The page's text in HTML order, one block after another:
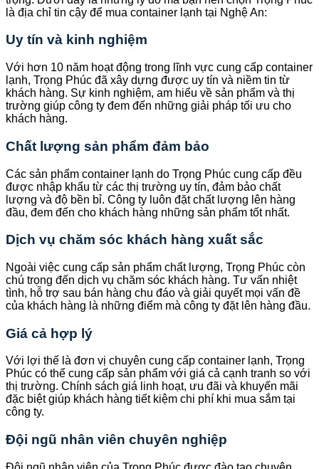
là địa chỉ tin cậy để mua container lạnh tại Nghệ An:
Uy tín và kinh nghiệm
Với hơn 10 năm hoạt động trong lĩnh vực cung cấp container
lạnh, Trọng Phúc đã xây dựng được uy tín và niềm tin từ
khách hàng. Sự kinh nghiệm, am hiểu về sản phẩm và thị
trường giúp công ty đem đến những giải pháp tối ưu cho
khách hàng.
Chất lượng sản phẩm đảm bảo
Các sản phẩm container lạnh do Trọng Phúc cung cấp đều
được nhập khẩu từ các thị trường uy tín, đảm bảo chất
lượng và độ bền bỉ. Công ty luôn đặt chất lượng lên hàng
đầu, đem đến cho khách hàng những sản phẩm tốt nhất.
Dịch vụ chăm sóc khách hàng xuất sắc
Ngoài việc cung cấp sản phẩm chất lượng, Trọng Phúc còn
chú trọng đến dịch vụ chăm sóc khách hàng. Tư vấn nhiệt
tình, hỗ trợ sau bán hàng chu đáo và giải quyết mọi vấn đề
của khách hàng là những điểm mà công ty đặt lên hàng đầu.
Giá cả hợp lý
Với lợi thế là đơn vị chuyên cung cấp container lạnh, Trọng
Phúc có thể cung cấp sản phẩm với giá cả cạnh tranh so với
thị trường. Chính sách giá linh hoạt, ưu đãi và khuyến mãi
đặc biệt giúp khách hàng tiết kiệm chi phí khi mua sắm tại
công ty.
Đội ngũ nhân viên chuyên nghiệp